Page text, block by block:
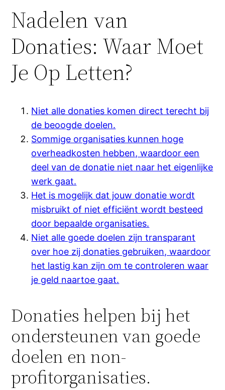
Nadelen van
Donaties: Waar Moet
Je Op Letten?
Niet alle donaties komen direct terecht bij
de beoogde doelen.
Sommige organisaties kunnen hoge
overheadkosten hebben, waardoor een
deel van de donatie niet naar het eigenlijke
werk gaat.
Het is mogelijk dat jouw donatie wordt
misbruikt of niet efficiënt wordt besteed
door bepaalde organisaties.
Niet alle goede doelen zijn transparant
over hoe zij donaties gebruiken, waardoor
het lastig kan zijn om te controleren waar
je geld naartoe gaat.
Donaties helpen bij het
ondersteunen van goede
doelen en non-
profitorganisaties.